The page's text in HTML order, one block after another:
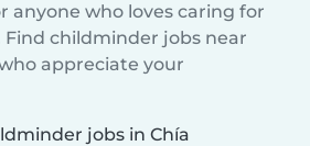
anyone who loves caring for
childminder jobs near
appreciate your
jobs in Chía